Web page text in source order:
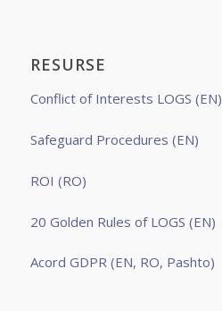
RESURSE
Conflict of Interests LOGS (EN)
Safeguard Procedures (EN)
ROI (RO)
20 Golden Rules of LOGS (EN)
Acord GDPR (EN, RO, Pashto)